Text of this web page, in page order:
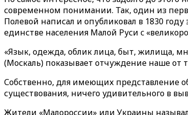
современном понимании. Так, один из
Полевой написал и опубликовал в 1830
единстве населения Малой Руси c
«Язык, одежда, облик лица, быт, жилища,
(Москаль) показывает отчуждение наше от
Собственно, для имеющих представление
существования, ничего удивительного в
Жители «Малороссии» или Украины